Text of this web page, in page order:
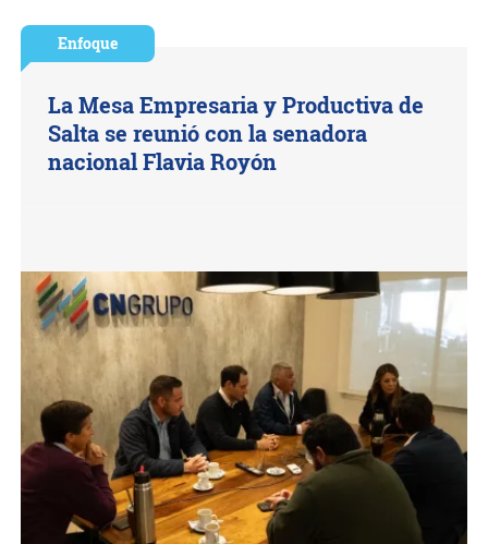
Enfoque
La Mesa Empresaria y Productiva de
Salta se reunió con la senadora
nacional Flavia Royón